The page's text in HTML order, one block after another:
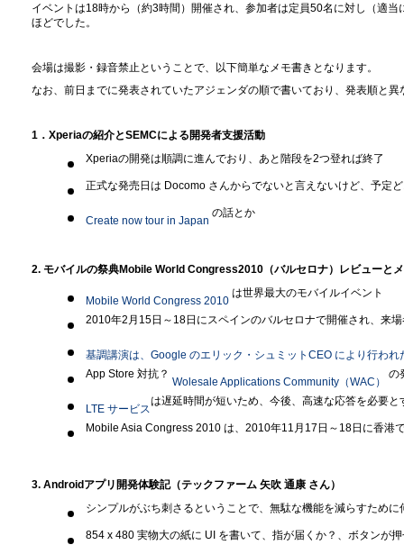
イベントは18時から（約3時間）開催され、参加者は定員50名に対し（適
ほどでした。
会場は撮影・録音禁止ということで、以下簡単なメモ書きとなります。
なお、前日までに発表されていたアジェンダの順で書いており、発表順と
1．Xperiaの紹介とSEMCによる開発者支援活動
Xperiaの開発は順調に進んでおり、あと階段を2つ登れば終了
正式な発売日は Docomo さんからでないと言えないけど、予定
Create now tour in Japan の話とか
2. モバイルの祭典Mobile World Congress2010（バルセロナ）レビューと
Mobile World Congress 2010 は世界最大のモバイルイベント
2010年2月15日～18日にスペインのバルセロナで開催され、来
基調講演は、Google のエリック・シュミットCEO により行われ
App Store 対抗？ Wolesale Applications Community（WAC） の
LTE サービスは遅延時間が短いため、今後、高速な応答を必要
Mobile Asia Congress 2010 は、2010年11月17日～18日に香港
3. Androidアプリ開発体験記（テックファーム 矢吹 通康 さん）
シンプルがぶち刺さるということで、無駄な機能を減らすため
854 x 480 実物大の紙に UI を書いて、指が届くか？、ボタンが